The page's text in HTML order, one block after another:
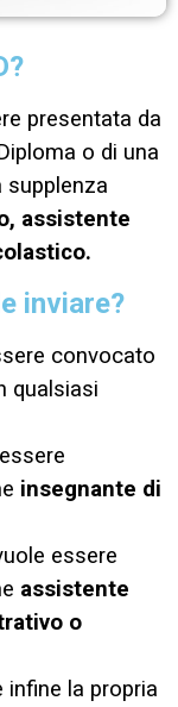
presentata da
o di una
supplenza
assistente
inviare?
convocato
qualsiasi
insegnante di
essere
assistente
o
infine la propria